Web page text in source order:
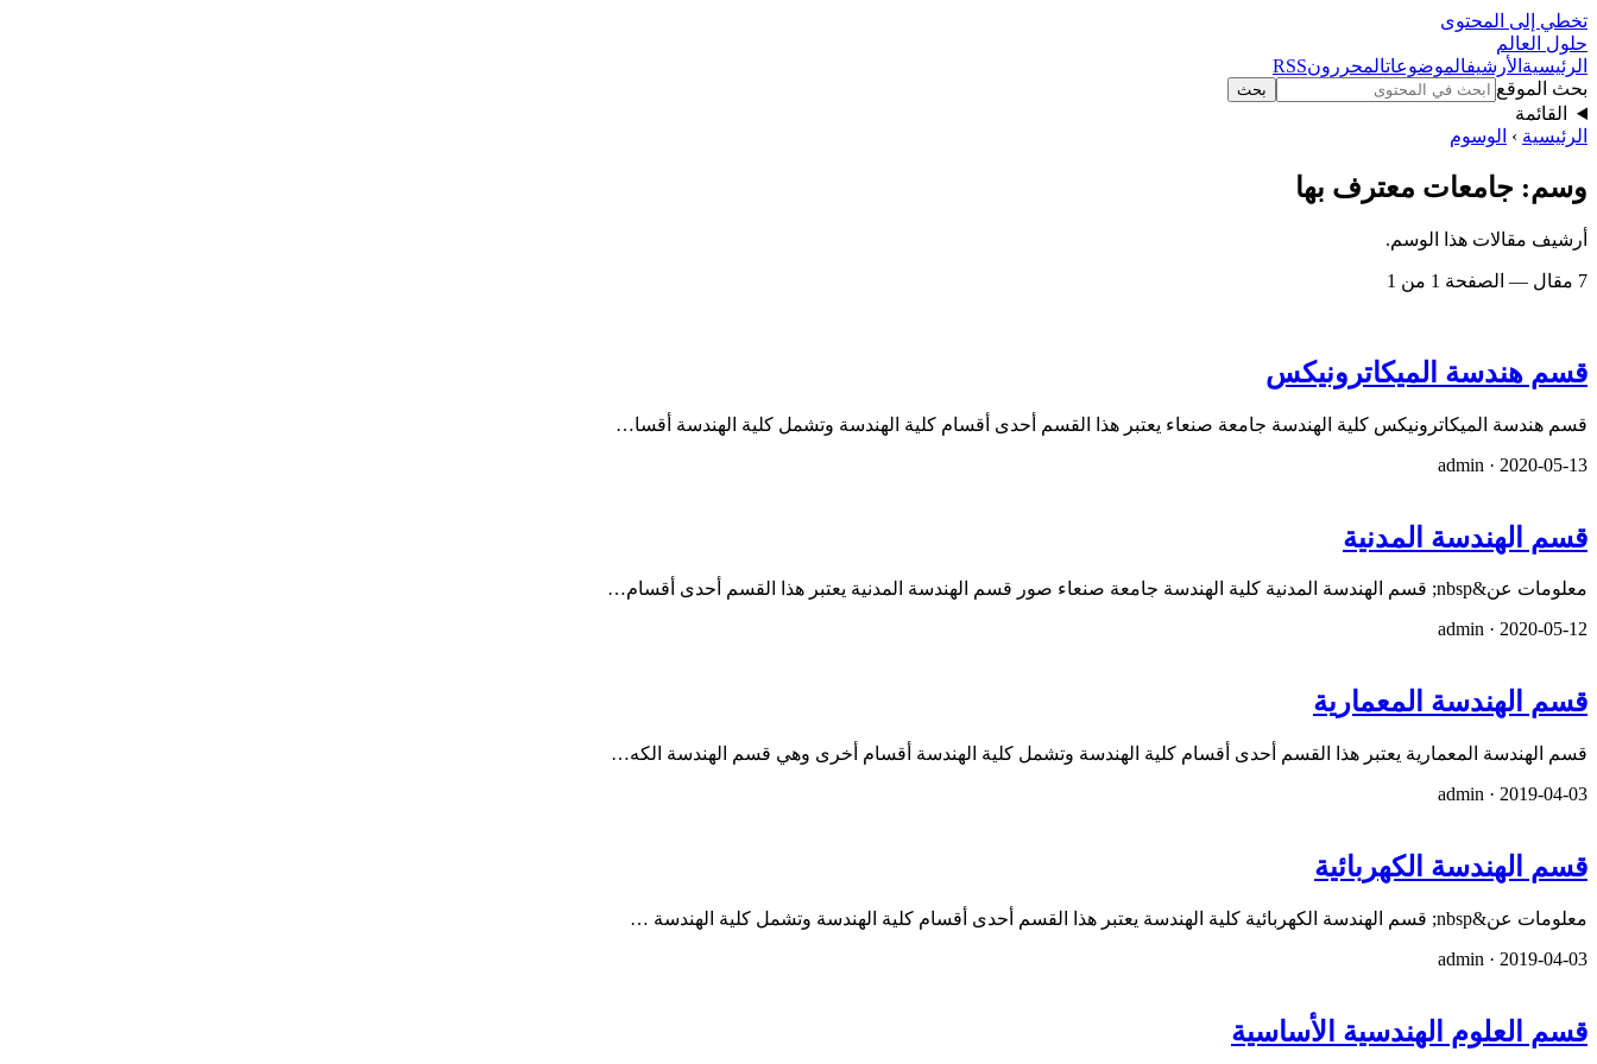
تخطي إلى المحتوى
حلول العالم
الرئيسية الأرشيفالموضوعاتالمحررونRSS
بحث الموقع
بحث
القائمة
الرئيسية › الوسوم
وسم: جامعات معترف بها
أرشيف مقالات هذا الوسم.
7 مقال — الصفحة 1 من 1
قسم هندسة الميكاترونيكس
قسم هندسة الميكاترونيكس كلية الهندسة جامعة صنعاء يعتبر هذا القسم أحدى أقسام كلية الهندسة وتشمل كلية الهندسة أقسا…
admin · 2020-05-13
قسم الهندسة المدنية
معلومات عن&nbsp; قسم الهندسة المدنية كلية الهندسة جامعة صنعاء صور قسم الهندسة المدنية يعتبر هذا القسم أحدى أقسام…
admin · 2020-05-12
قسم الهندسة المعمارية
قسم الهندسة المعمارية يعتبر هذا القسم أحدى أقسام كلية الهندسة وتشمل كلية الهندسة أقسام أخرى وهي قسم الهندسة الكه…
admin · 2019-04-03
قسم الهندسة الكهربائية
معلومات عن&nbsp; قسم الهندسة الكهربائية كلية الهندسة يعتبر هذا القسم أحدى أقسام كلية الهندسة وتشمل كلية الهندسة …
admin · 2019-04-03
قسم العلوم الھندسیة الأساسية